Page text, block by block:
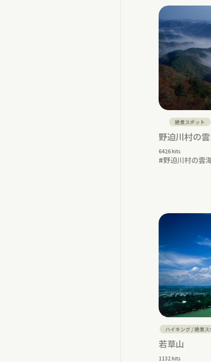
絶景スポット
野迫川村の
6426 hits
#野迫川村の雲
ハイキング/絶景ス
若草山
1132 hits